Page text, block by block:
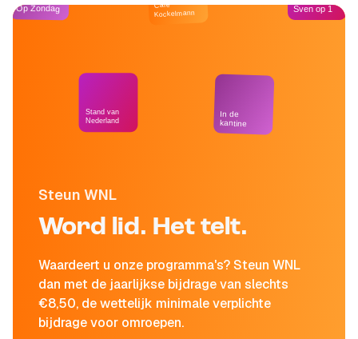
Steun WNL
Word lid. Het telt.
Waardeert u onze programma's? Steun WNL
dan met de jaarlijkse bijdrage van slechts
€8,50, de wettelijk minimale verplichte
bijdrage voor omroepen.
Op Zondag
Stand van
Nederland
Café
Kockelmann
In de
kantine
Sven op 1